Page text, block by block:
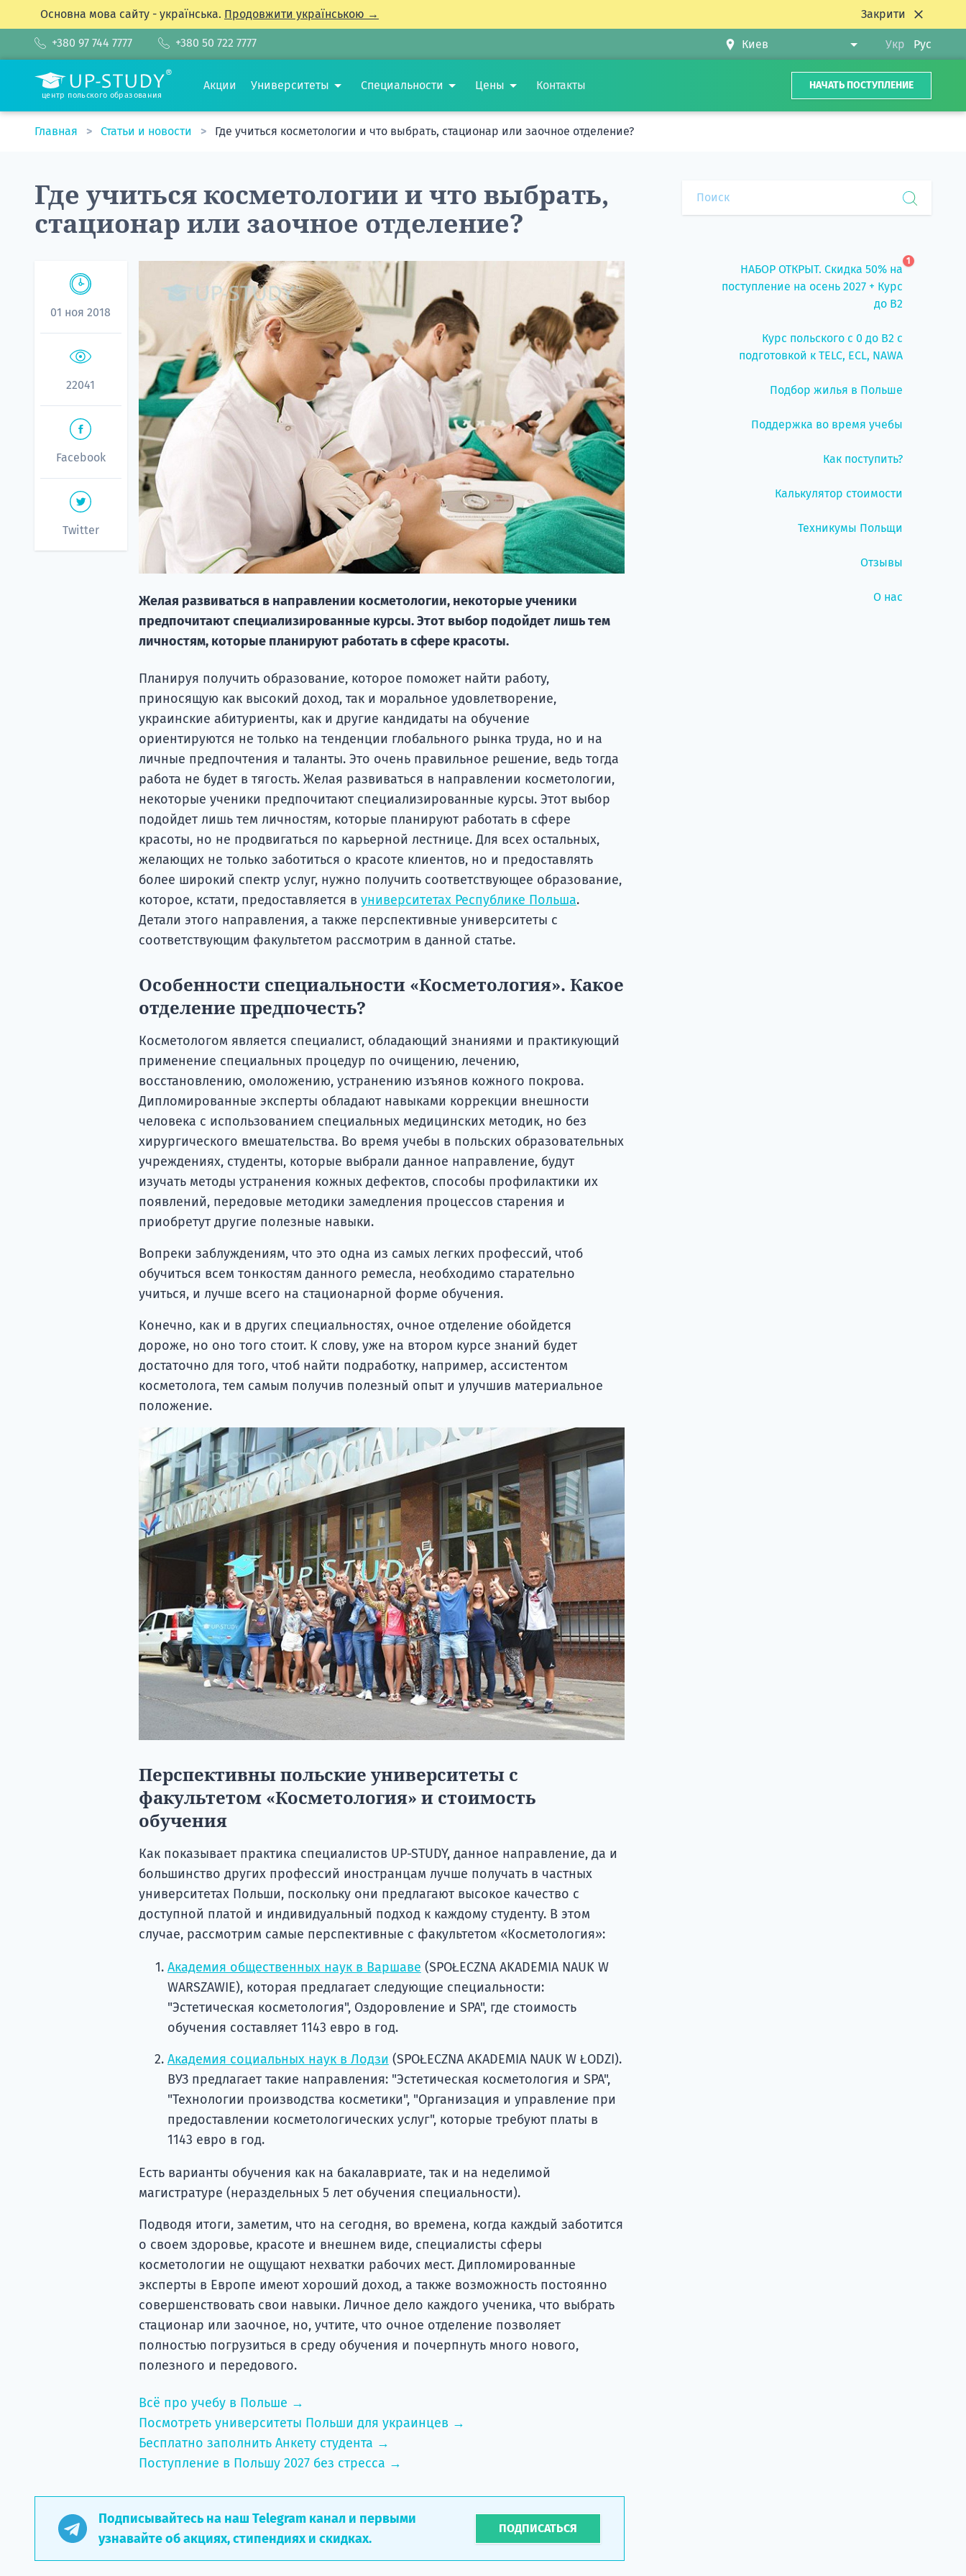
Основна мова сайту - українська. Продовжити українською → Закрити
+380 97 744 7777 +380 50 722 7777 Укр Рус
центр польского образования
Акции Университеты Специальности Цены Контакты НАЧАТЬ ПОСТУПЛЕНИЕ
Главная Статьи и новости Где учиться косметологии и что выбрать, стационар или заочное отделение?
Где учиться косметологии и что выбрать,
стационар или заочное отделение?
01 ноя 2018
22041
Facebook
Twitter
Желая развиваться в направлении косметологии, некоторые ученики
предпочитают специализированные курсы. Этот выбор подойдет лишь тем
личностям, которые планируют работать в сфере красоты.
Планируя получить образование, которое поможет найти работу,
приносящую как высокий доход, так и моральное удовлетворение,
украинские абитуриенты, как и другие кандидаты на обучение
ориентируются не только на тенденции глобального рынка труда, но и на
личные предпочтения и таланты. Это очень правильное решение, ведь тогда
работа не будет в тягость. Желая развиваться в направлении косметологии,
некоторые ученики предпочитают специализированные курсы. Этот выбор
подойдет лишь тем личностям, которые планируют работать в сфере
красоты, но не продвигаться по карьерной лестнице. Для всех остальных,
желающих не только заботиться о красоте клиентов, но и предоставлять
более широкий спектр услуг, нужно получить соответствующее образование,
которое, кстати, предоставляется в университетах Республике Польша.
Детали этого направления, а также перспективные университеты с
соответствующим факультетом рассмотрим в данной статье.
Особенности специальности «Косметология». Какое
отделение предпочесть?
Косметологом является специалист, обладающий знаниями и практикующий
применение специальных процедур по очищению, лечению,
восстановлению, омоложению, устранению изъянов кожного покрова.
Дипломированные эксперты обладают навыками коррекции внешности
человека с использованием специальных медицинских методик, но без
хирургического вмешательства. Во время учебы в польских образовательных
учреждениях, студенты, которые выбрали данное направление, будут
изучать методы устранения кожных дефектов, способы профилактики их
появлений, передовые методики замедления процессов старения и
приобретут другие полезные навыки.
Вопреки заблуждениям, что это одна из самых легких профессий, чтоб
обучиться всем тонкостям данного ремесла, необходимо старательно
учиться, и лучше всего на стационарной форме обучения.
Конечно, как и в других специальностях, очное отделение обойдется
дороже, но оно того стоит. К слову, уже на втором курсе знаний будет
достаточно для того, чтоб найти подработку, например, ассистентом
косметолога, тем самым получив полезный опыт и улучшив материальное
положение.
Перспективны польские университеты с
факультетом «Косметология» и стоимость
обучения
Как показывает практика специалистов UP-STUDY, данное направление, да и
большинство других профессий иностранцам лучше получать в частных
университетах Польши, поскольку они предлагают высокое качество с
доступной платой и индивидуальный подход к каждому студенту. В этом
случае, рассмотрим самые перспективные с факультетом «Косметология»:
Академия общественных наук в Варшаве (SPOŁECZNA AKADEMIA NAUK W
WARSZAWIE), которая предлагает следующие специальности:
"Эстетическая косметология", Оздоровление и SPA", где стоимость
обучения составляет 1143 евро в год.
Академия социальных наук в Лодзи (SPOŁECZNA AKADEMIA NAUK W ŁODZI).
ВУЗ предлагает такие направления: "Эстетическая косметология и SPA",
"Технологии производства косметики", "Организация и управление при
предоставлении косметологических услуг", которые требуют платы в
1143 евро в год.
Есть варианты обучения как на бакалавриате, так и на неделимой
магистратуре (нераздельных 5 лет обучения специальности).
Подводя итоги, заметим, что на сегодня, во времена, когда каждый заботится
о своем здоровье, красоте и внешнем виде, специалисты сферы
косметологии не ощущают нехватки рабочих мест. Дипломированные
эксперты в Европе имеют хороший доход, а также возможность постоянно
совершенствовать свои навыки. Личное дело каждого ученика, что выбрать
стационар или заочное, но, учтите, что очное отделение позволяет
полностью погрузиться в среду обучения и почерпнуть много нового,
полезного и передового.
Всё про учебу в Польше →
Посмотреть университеты Польши для украинцев →
Бесплатно заполнить Анкету студента →
Поступление в Польшу 2027 без стресса →
Подписывайтесь на наш Telegram канал и первыми
узнавайте об акциях, стипендиях и скидках.
ПОДПИСАТЬСЯ
НАБОР ОТКРЫТ. Скидка 50% на
поступление на осень 2027 + Курс
до B2
1
Курс польского с 0 до B2 с
подготовкой к TELC, ECL, NAWA
Подбор жилья в Польше
Поддержка во время учебы
Как поступить?
Калькулятор стоимости
Техникумы Польщи
Отзывы
О нас